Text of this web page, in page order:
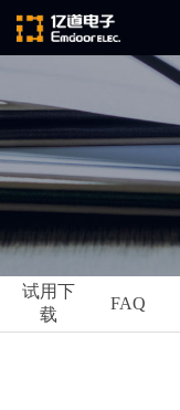
公司简介
发展历程
企业文化
ARM
Ansys
亿道动态
市场活动
试用下
载
FAQ